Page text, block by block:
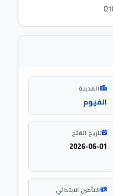
المدينة
الفيوم
تاريخ الفتح
2026-06-01
التأمين الابتدائي